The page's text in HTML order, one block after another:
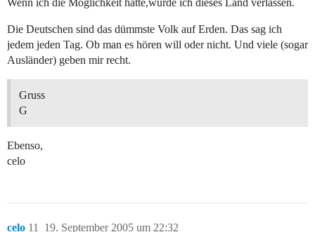
Wenn ich die Möglichkeit hätte,würde ich dieses Land verlassen.
Die Deutschen sind das dümmste Volk auf Erden. Das sag ich
jedem jeden Tag. Ob man es hören will oder nicht. Und viele (sogar
Ausländer) geben mir recht.
Gruss
G
Ebenso,
celo
celo 19. September 2005 um 22:32
11